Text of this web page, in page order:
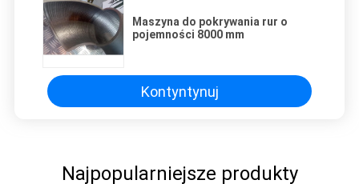
Maszyna do pokrywania rur o
pojemności 8000 mm
Kontyntynuj
Najpopularniejsze produkty